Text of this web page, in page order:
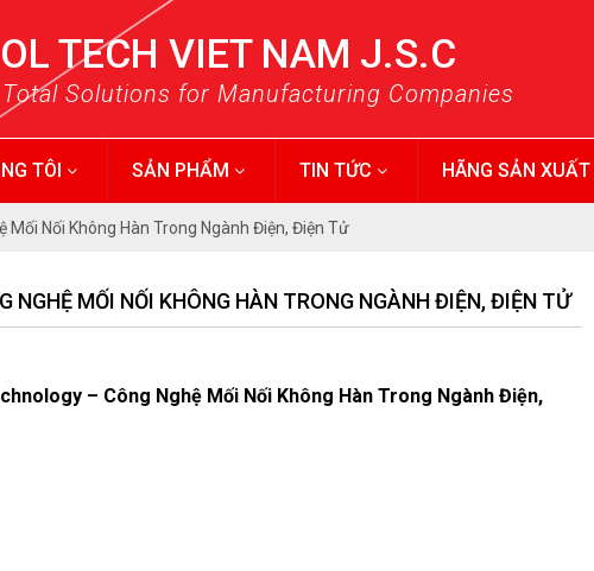
TECH VIET NAM J.S.C
Solutions for Manufacturing Companies
TÔI SẢN PHẨM TIN TỨC HÃNG SẢN XUẤT
Mối Nối Không Hàn Trong Ngành Điện, Điện Tử
NGHỆ MỐI NỐI KHÔNG HÀN TRONG NGÀNH ĐIỆN, ĐIỆN TỬ
– Công Nghệ Mối Nối Không Hàn Trong Ngành Điện,